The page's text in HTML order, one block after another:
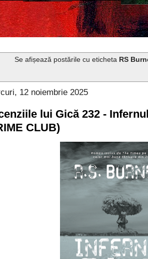
Se afișează postările cu eticheta RS
12 noiembrie 2025
lui Gică 232 -
CLUB)